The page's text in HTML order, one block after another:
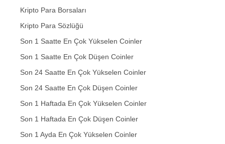
Kripto Para Borsaları
Kripto Para Sözlüğü
Son 1 Saatte En Çok Yükselen Coinler
Son 1 Saatte En Çok Düşen Coinler
Son 24 Saatte En Çok Yükselen Coinler
Son 24 Saatte En Çok Düşen Coinler
Son 1 Haftada En Çok Yükselen Coinler
Son 1 Haftada En Çok Düşen Coinler
Son 1 Ayda En Çok Yükselen Coinler